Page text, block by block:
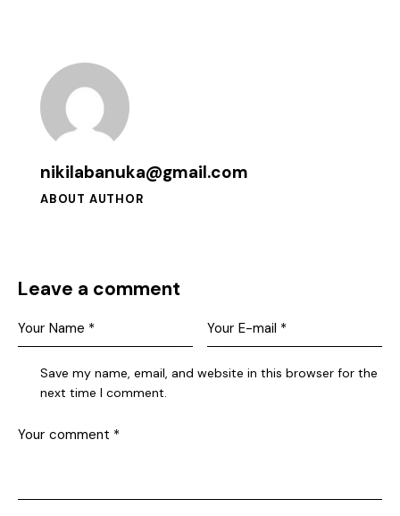
nikilabanuka@gmail.com
ABOUT AUTHOR
Leave a comment
Save my name, email, and website in this browser for the
next time I comment.